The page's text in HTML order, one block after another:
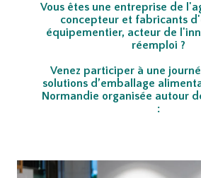
Vous êtes une entreprise de
concepteur et fabricants
équipementier, acteur de
réemploi ?
Venez participer à une
solutions d’emballage
Normandie organisée autour
: